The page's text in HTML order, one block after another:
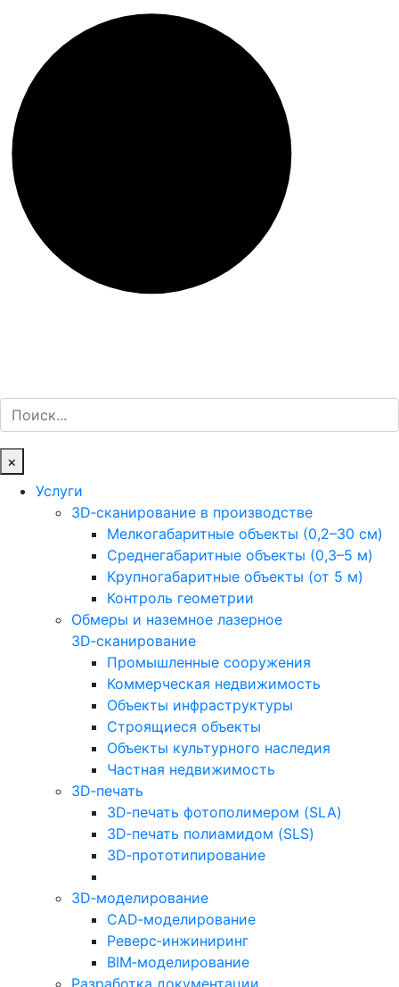
Поиск
×
Услуги
3D‑сканирование в производстве
Мелкогабаритные объекты (0,2–30 см)
Среднегабаритные объекты (0,3–5 м)
Крупногабаритные объекты (от 5 м)
Контроль геометрии
Обмеры и наземное лазерное
3D‑сканирование
Промышленные сооружения
Коммерческая недвижимость
Объекты инфраструктуры
Строящиеся объекты
Объекты культурного наследия
Частная недвижимость
3D‑печать
3D‑печать фотополимером (SLA)
3D‑печать полиамидом (SLS)
3D‑прототипирование
3D‑моделирование
CAD‑моделирование
Реверс‑инжиниринг
BIM‑моделирование
Разработка документации